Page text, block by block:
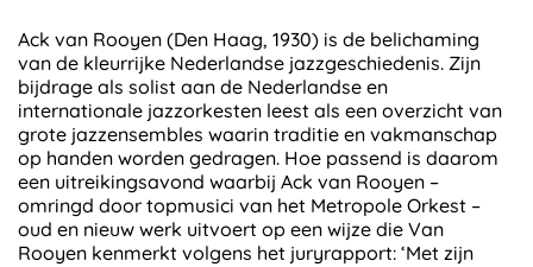
Ack van Rooyen (Den Haag, 1930) is de belichaming
van de kleurrijke Nederlandse jazzgeschiedenis. Zijn
bijdrage als solist aan de Nederlandse en
internationale jazzorkesten leest als een overzicht van
grote jazzensembles waarin traditie en vakmanschap
op handen worden gedragen. Hoe passend is daarom
een uitreikingsavond waarbij Ack van Rooyen –
omringd door topmusici van het Metropole Orkest –
oud en nieuw werk uitvoert op een wijze die Van
Rooyen kenmerkt volgens het juryrapport: ‘Met zijn